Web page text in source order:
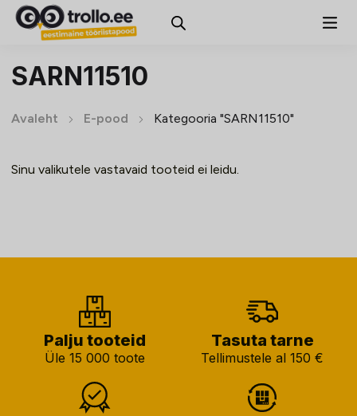
SARN11510
Avaleht E-pood Kategooria "SARN11510"
Sinu valikutele vastavaid tooteid ei leidu.
Palju tooteid
Üle 15 000 toote
Tasuta tarne
Tellimustele al 150 €